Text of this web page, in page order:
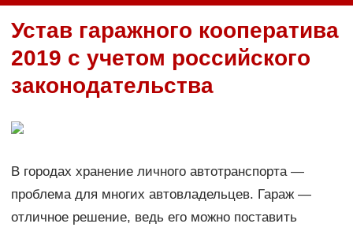
Устав гаражного кооператива
2019 с учетом российского
законодательства
В городах хранение личного автотранспорта —
проблема для многих автовладельцев. Гараж —
отличное решение, ведь его можно поставить